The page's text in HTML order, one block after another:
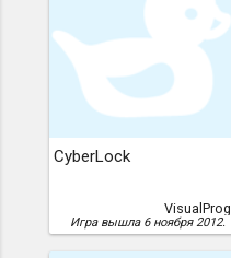
CyberLock
VisualProg
Игра вышла 6 ноября 2012.